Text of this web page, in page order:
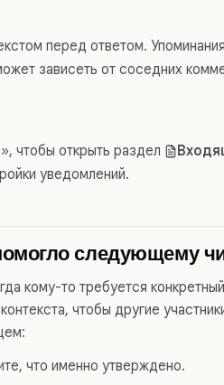
перед ответом.
зависеть от соседних
чтобы открыть раздел
уведомлений.
следующему
кому-то требуется
чтобы другие
что именно утверждено.